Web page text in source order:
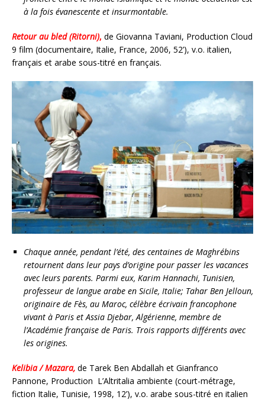
à la fois évanescente et insurmontable.
Retour au bled (Ritorni), de Giovanna Taviani, Production Cloud
9 film (documentaire, Italie, France, 2006, 52’), v.o. italien,
français et arabe sous-titré en français.
Chaque année, pendant l’été, des centaines de Maghrébins
retournent dans leur pays d’origine pour passer les vacances
avec leurs parents. Parmi eux, Karim Hannachi, Tunisien,
professeur de langue arabe en Sicile, Italie; Tahar Ben Jelloun,
originaire de Fès, au Maroc, célèbre écrivain francophone
vivant à Paris et Assia Djebar, Algérienne, membre de
l’Académie française de Paris. Trois rapports différents avec
les origines.
Kelibia / Mazara, de Tarek Ben Abdallah et Gianfranco
Pannone, Production L’Altritalia ambiente (court-métrage,
fiction Italie, Tunisie, 1998, 12’), v.o. arabe sous-titré en italien